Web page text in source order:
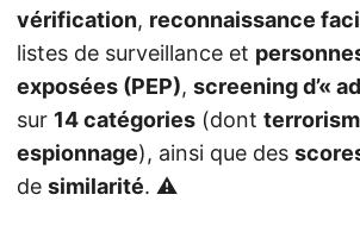
vérification, reconnaissance
listes de surveillance et
exposées (PEP), screening d’«
sur 14 catégories (dont
espionnage), ainsi que des
de similarité. ⚠️